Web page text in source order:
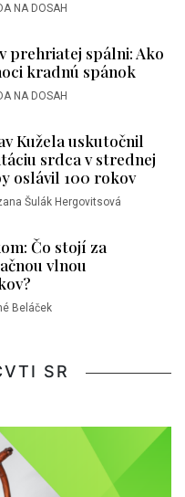
NA DOSAH
prehriatej spálni: Ako
kradnú spánok
NA DOSAH
Kužela uskutočnil
srdca v strednej
oslávil 100 rokov
Šulák Hergovitsová
Čo stojí za
vlnou
Beláček
SR